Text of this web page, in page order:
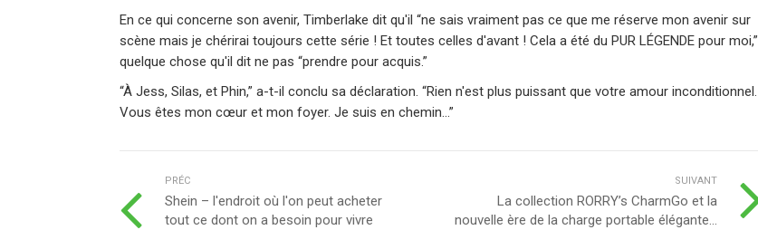
En ce qui concerne son avenir, Timberlake dit qu'il “ne sais vraiment pas ce que me réserve mon avenir sur
scène mais je chérirai toujours cette série ! Et toutes celles d'avant ! Cela a été du PUR LÉGENDE pour moi,”
quelque chose qu'il dit ne pas “prendre pour acquis.”
“À Jess, Silas, et Phin,” a-t-il conclu sa déclaration. “Rien n'est plus puissant que votre amour inconditionnel.
Vous êtes mon cœur et mon foyer. Je suis en chemin…”
PRÉC
Shein – l'endroit où l'on peut acheter
tout ce dont on a besoin pour vivre
SUIVANT
La collection RORRY’s CharmGo et la
nouvelle ère de la charge portable élégante...